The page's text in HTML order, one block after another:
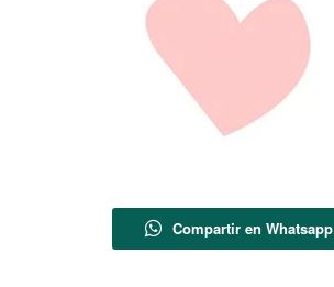
Compartir en Whatsapp